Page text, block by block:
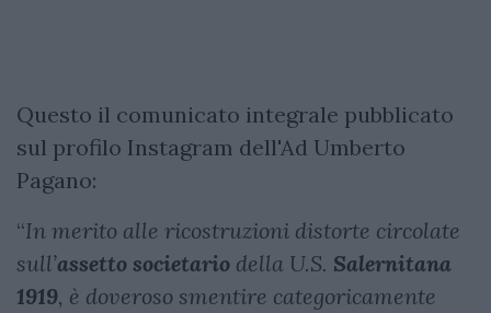
Questo il comunicato integrale pubblicato
sul profilo Instagram dell'Ad Umberto
Pagano:
“In merito alle ricostruzioni distorte circolate
sull’assetto societario della U.S. Salernitana
1919, è doveroso smentire categoricamente